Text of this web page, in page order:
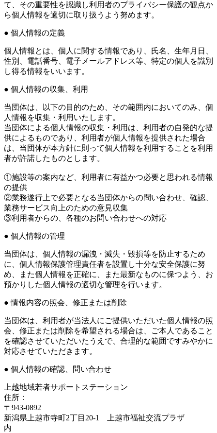
て、その重要性を認識し利用者のプライバシー保護の観点か
ら個人情報を適切に取り扱うよう努めます。
● 個人情報の定義
個人情報とは、個人に関する情報であり、氏名、生年月日、
性別、電話番号、電子メールアドレス等、特定の個人を識別
し得る情報をいいます。
● 個人情報の収集、利用
当団体は、以下の目的のため、その範囲内においてのみ、個
人情報を収集・利用いたします。
当団体による個人情報の収集・利用は、利用者の自発的な提
供によるものであり、利用者が個人情報を提供された場合
は、当団体が本方針に則って個人情報を利用することを利用
者が許諾したものとします。
①施設等の案内など、利用者に有益かつ必要と思われる情報
の提供
②業務遂行上で必要となる当団体からの問い合わせ、確認、
業務サービス向上のための意見収集
③利用者からの、各種のお問い合わせへの対応
● 個人情報の管理
当団体は、個人情報の漏洩・滅失・毀損等を防止するため
に、個人情報保護管理責任者を設置し十分な安全保護に努
め、また個人情報を正確に、また最新なものに保つよう、お
預かりした個人情報の適切な管理を行います。
● 情報内容の照会、修正または削除
当団体は、利用者が当法人にご提供いただいた個人情報の照
会、修正または削除を希望される場合は、ご本人であること
を確認させていただいたうえで、合理的な範囲ですみやかに
対応させていただきます。
● 個人情報の確認、問い合わせ
上越地域若者サポートステーション
住所：
〒943-0892
新潟県上越市寺町2丁目20-1 上越市福祉交流プラザ
内